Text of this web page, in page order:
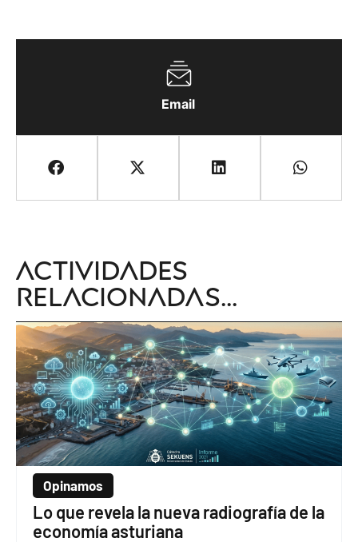
Email
Actividades
relacionadas...
Opinamos
Lo que revela la nueva radiografía de la
economía asturiana